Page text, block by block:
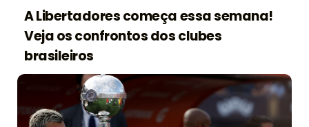
A Libertadores começa essa semana!
Veja os confrontos dos clubes
brasileiros